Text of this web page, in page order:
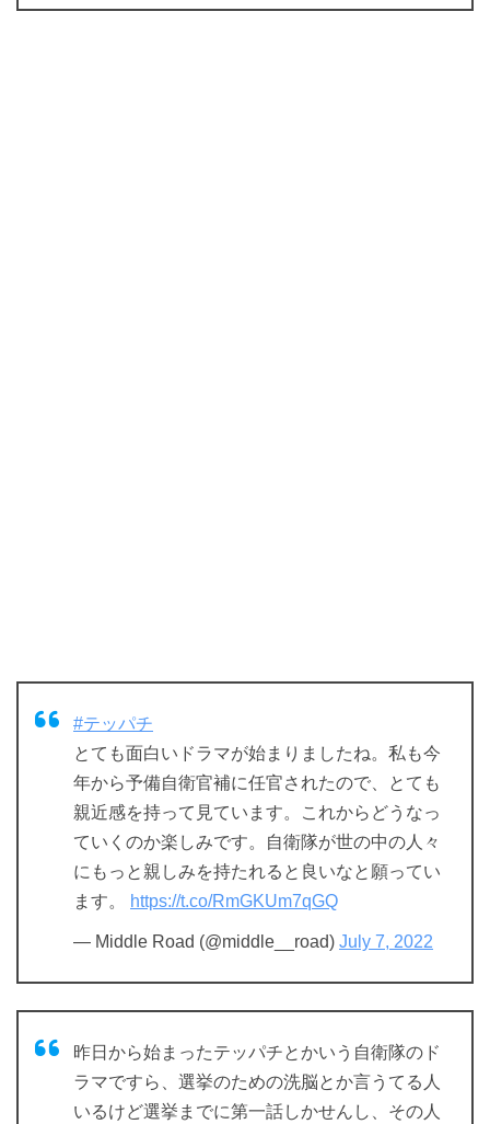
#テッパチ
とても面白いドラマが始まりましたね。私も今
年から予備自衛官補に任官されたので、とても
親近感を持って見ています。これからどうなっ
ていくのか楽しみです。自衛隊が世の中の人々
にもっと親しみを持たれると良いなと願ってい
ます。
https://t.co/RmGKUm7qGQ
— Middle Road (@middle__road) July 7, 2022
昨日から始まったテッパチとかいう自衛隊のド
ラマですら、選挙のための洗脳とか言うてる人
いるけど選挙までに第一話しかせんし、その人